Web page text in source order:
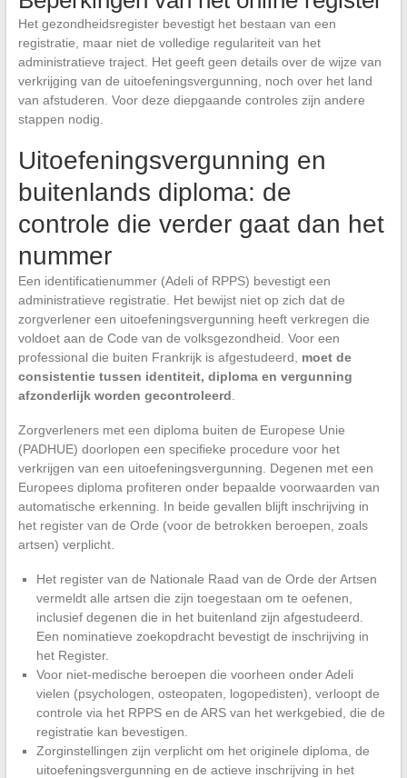
Het gezondheidsregister bevestigt het bestaan van een
registratie, maar niet de volledige regulariteit van het
administratieve traject. Het geeft geen details over de wijze van
verkrijging van de uitoefeningsvergunning, noch over het land
van afstuderen. Voor deze diepgaande controles zijn andere
stappen nodig.
Uitoefeningsvergunning en
buitenlands diploma: de
controle die verder gaat dan het
nummer
Een identificatienummer (Adeli of RPPS) bevestigt een
administratieve registratie. Het bewijst niet op zich dat de
zorgverlener een uitoefeningsvergunning heeft verkregen die
voldoet aan de Code van de volksgezondheid. Voor een
professional die buiten Frankrijk is afgestudeerd, moet de
consistentie tussen identiteit, diploma en vergunning
afzonderlijk worden gecontroleerd
Zorgverleners met een diploma buiten de Europese Unie
(PADHUE) doorlopen een specifieke procedure voor het
verkrijgen van een uitoefeningsvergunning. Degenen met een
Europees diploma profiteren onder bepaalde voorwaarden van
automatische erkenning. In beide gevallen blijft inschrijving in
het register van de Orde (voor de betrokken beroepen, zoals
artsen) verplicht.
Het register van de Nationale Raad van de Orde der Artsen
vermeldt alle artsen die zijn toegestaan om te oefenen,
inclusief degenen die in het buitenland zijn afgestudeerd.
Een nominatieve zoekopdracht bevestigt de inschrijving in
het Register.
Voor niet-medische beroepen die voorheen onder Adeli
vielen (psychologen, osteopaten, logopedisten), verloopt de
controle via het RPPS en de ARS van het werkgebied, die de
registratie kan bevestigen.
Zorginstellingen zijn verplicht om het originele diploma, de
uitoefeningsvergunning en de actieve inschrijving in het